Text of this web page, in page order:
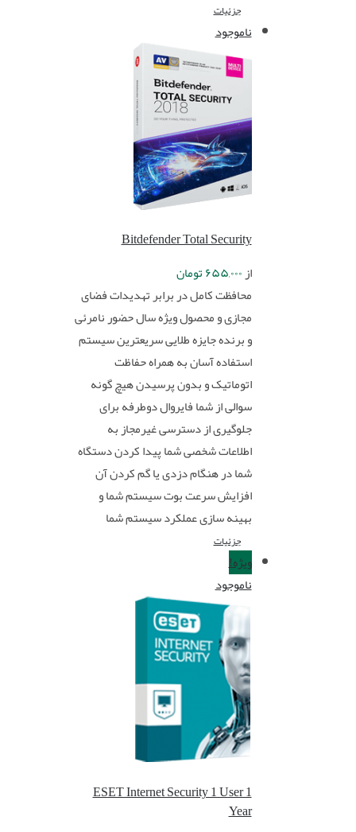
جزئیات
ناموجود
Bitdefender Total Security
از۶۵۵,۰۰۰تومان
محافظت کامل در برابر تهدیدات فضای
مجازی و محصول ویژه سال حضور نامرئی
و برنده جایزه طلایی سریعترین سیستم
استفاده آسان به همراه حفاظت
اتوماتیک و بدون پرسیدن هیچ گونه
سوالی از شما فایروال دوطرفه برای
جلوگیری از دسترسی غیرمجاز به
اطلاعات شخصی شما پیدا کردن دستگاه
شما در هنگام دزدی یا گم کردن آن
افزایش سرعت بوت سیستم شما و
بهینه سازی عملکرد سیستم شما
جزئیات
ویژه!
ناموجود
ESET Internet Security 1 User 1
Year